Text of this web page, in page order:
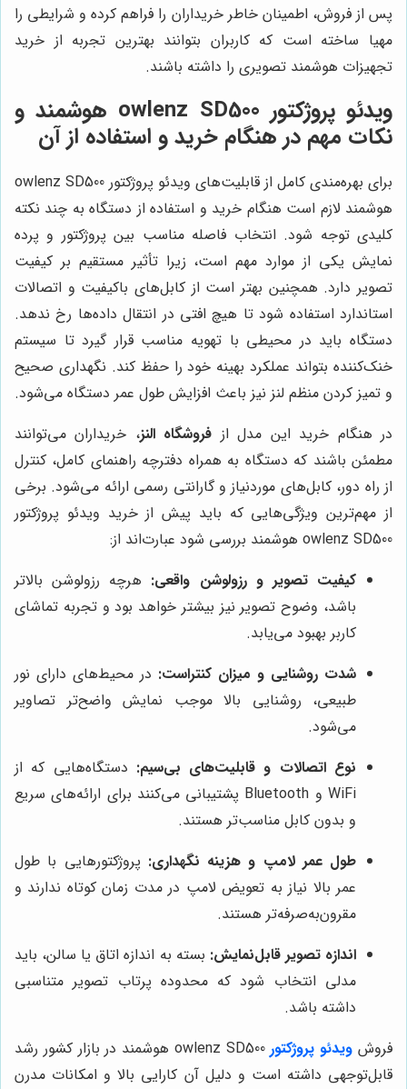
پس از فروش، اطمینان خاطر خریداران را فراهم کرده و شرایطی را
مهیا ساخته است که کاربران بتوانند بهترین تجربه از خرید
تجهیزات هوشمند تصویری را داشته باشند.
ویدئو پروژکتور owlenz SD500 هوشمند و
نکات مهم در هنگام خرید و استفاده از آن
برای بهره‌مندی کامل از قابلیت‌های ویدئو پروژکتور owlenz SD500
هوشمند لازم است هنگام خرید و استفاده از دستگاه به چند نکته
کلیدی توجه شود. انتخاب فاصله مناسب بین پروژکتور و پرده
نمایش یکی از موارد مهم است، زیرا تأثیر مستقیم بر کیفیت
تصویر دارد. همچنین بهتر است از کابل‌های باکیفیت و اتصالات
استاندارد استفاده شود تا هیچ افتی در انتقال داده‌ها رخ ندهد.
دستگاه باید در محیطی با تهویه مناسب قرار گیرد تا سیستم
خنک‌کننده بتواند عملکرد بهینه خود را حفظ کند. نگهداری صحیح
و تمیز کردن منظم لنز نیز باعث افزایش طول عمر دستگاه می‌شود.
در هنگام خرید این مدل از فروشگاه النز، خریداران می‌توانند
مطمئن باشند که دستگاه به همراه دفترچه راهنمای کامل، کنترل
از راه دور، کابل‌های موردنیاز و گارانتی رسمی ارائه می‌شود. برخی
از مهم‌ترین ویژگی‌هایی که باید پیش از خرید ویدئو پروژکتور
owlenz SD500 هوشمند بررسی شود عبارت‌اند از:
کیفیت تصویر و رزولوشن واقعی: هرچه رزولوشن بالاتر
باشد، وضوح تصویر نیز بیشتر خواهد بود و تجربه تماشای
کاربر بهبود می‌یابد.
شدت روشنایی و میزان کنتراست: در محیط‌های دارای نور
طبیعی، روشنایی بالا موجب نمایش واضح‌تر تصاویر
می‌شود.
نوع اتصالات و قابلیت‌های بی‌سیم: دستگاه‌هایی که از
WiFi و Bluetooth پشتیبانی می‌کنند برای ارائه‌های سریع
و بدون کابل مناسب‌تر هستند.
طول عمر لامپ و هزینه نگهداری: پروژکتورهایی با طول
عمر بالا نیاز به تعویض لامپ در مدت زمان کوتاه ندارند و
مقرون‌به‌صرفه‌تر هستند.
اندازه تصویر قابل‌نمایش: بسته به اندازه اتاق یا سالن، باید
مدلی انتخاب شود که محدوده پرتاب تصویر متناسبی
داشته باشد.
فروش ویدئو پروژکتور
owlenz SD500 هوشمند در بازار کشور رشد
قابل‌توجهی داشته است و دلیل آن کارایی بالا و امکانات مدرن